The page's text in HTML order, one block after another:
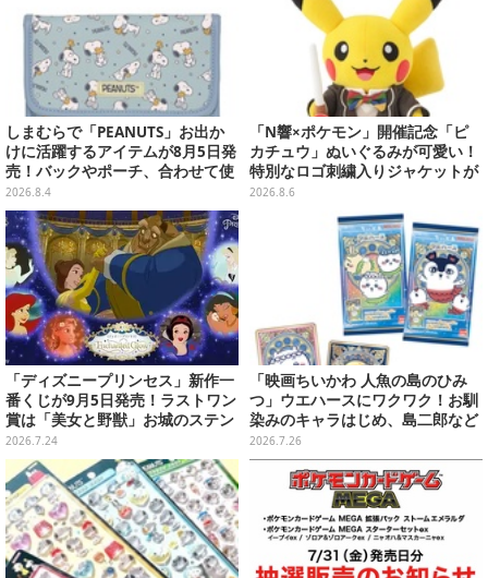
しまむらで「PEANUTS」お出か
けに活躍するアイテムが8月5日発
売！バックやポーチ、合わせて使
いたいリール付きカラビナなど
2026.8.4
「N響×ポケモン」開催記念「ピ
カチュウ」ぬいぐるみが可愛い！
特別なロゴ刺繍入りジャケットが
オシャレ
2026.8.6
「ディズニープリンセス」新作一
番くじが9月5日発売！ラストワン
賞は「美女と野獣」お城のステン
ドグラス風ライト
2026.7.24
「映画ちいかわ 人魚の島のひみ
つ」ウエハースにワクワク！お馴
染みのキャラはじめ、島二郎など
セイレーン編カード全22種
2026.7.26